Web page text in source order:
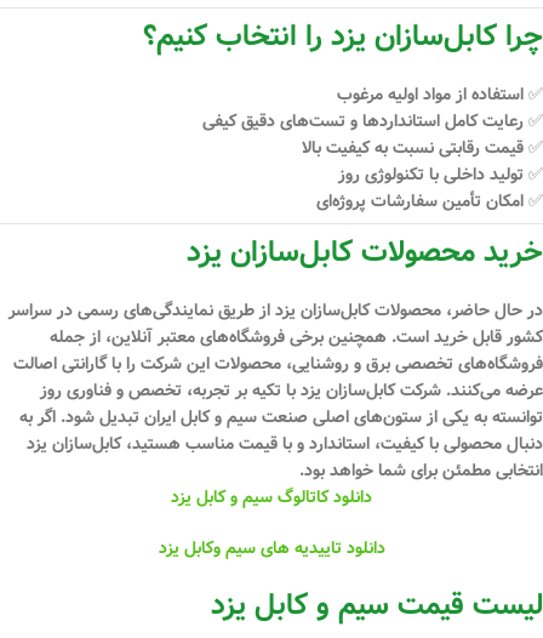
چرا کابل‌سازان یزد را انتخاب کنیم؟
✅ استفاده از مواد اولیه مرغوب
✅ رعایت کامل استانداردها و تست‌های دقیق کیفی
✅ قیمت رقابتی نسبت به کیفیت بالا
✅ تولید داخلی با تکنولوژی روز
✅ امکان تأمین سفارشات پروژه‌ای
خرید محصولات کابل‌سازان یزد
در حال حاضر، محصولات کابل‌سازان یزد از طریق نمایندگی‌های رسمی در سراسر
کشور قابل خرید است. همچنین برخی فروشگاه‌های معتبر آنلاین، از جمله
فروشگاه‌های تخصصی برق و روشنایی، محصولات این شرکت را با گارانتی اصالت
عرضه می‌کنند. شرکت کابل‌سازان یزد با تکیه بر تجربه، تخصص و فناوری روز
توانسته به یکی از ستون‌های اصلی صنعت سیم و کابل ایران تبدیل شود. اگر به
دنبال محصولی با کیفیت، استاندارد و با قیمت مناسب هستید،کابل‌سازان یزد
انتخابی مطمئنبرای شما خواهد بود.
دانلود کاتالوگ سیم و کابل یزد
دانلود تاییدیه های سیم وکابل یزد
لیست قیمت سیم و کابل یزد